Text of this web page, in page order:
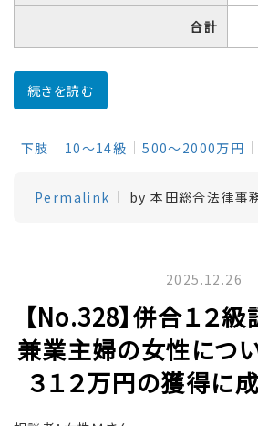
合計
続きを読む
下肢 10～14級 500～2000万円
Permalink by 本田総合法律事
2025.12.26
【No.328】併合１２
兼業主婦の女性につ
３１２万円の獲得に